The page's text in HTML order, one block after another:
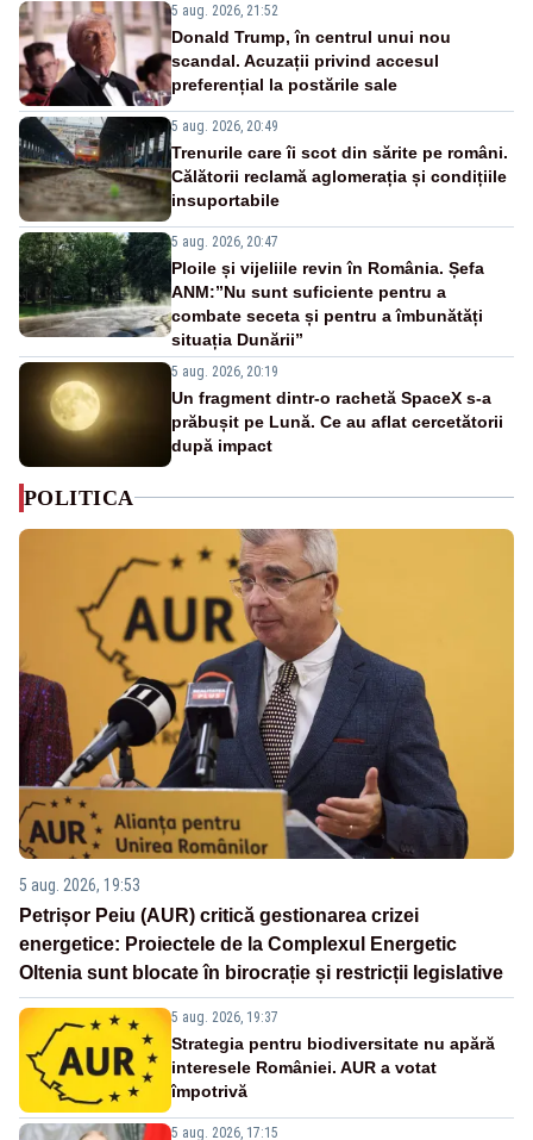
5 aug. 2026, 21:52
Donald Trump, în centrul unui nou
scandal. Acuzații privind accesul
preferențial la postările sale
5 aug. 2026, 20:49
Trenurile care îi scot din sărite pe români.
Călătorii reclamă aglomerația și condițiile
insuportabile
5 aug. 2026, 20:47
Ploile și vijeliile revin în România. Șefa
ANM:”Nu sunt suficiente pentru a
combate seceta și pentru a îmbunătăți
situația Dunării”
5 aug. 2026, 20:19
Un fragment dintr-o rachetă SpaceX s-a
prăbușit pe Lună. Ce au aflat cercetătorii
după impact
POLITICA
5 aug. 2026, 19:53
Petrișor Peiu (AUR) critică gestionarea crizei
energetice: Proiectele de la Complexul Energetic
Oltenia sunt blocate în birocrație și restricții legislative
5 aug. 2026, 19:37
Strategia pentru biodiversitate nu apără
interesele României. AUR a votat
împotrivă
5 aug. 2026, 17:15